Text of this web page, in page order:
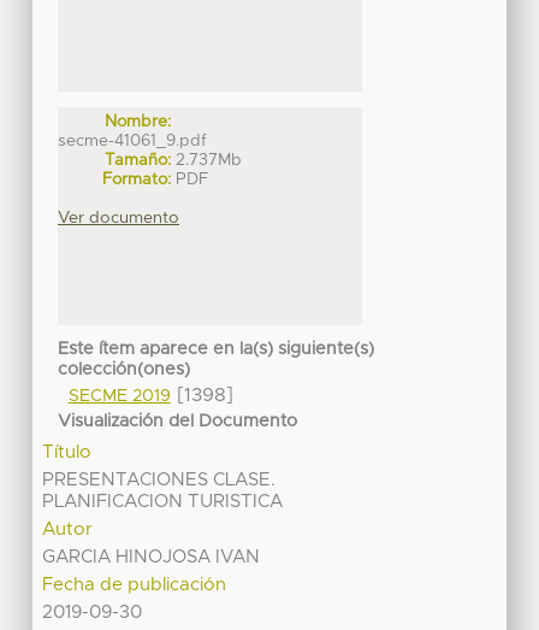
Nombre:
secme-41061_9.pdf
Tamaño: 2.737Mb
Formato: PDF
Ver documento
Este ítem aparece en la(s) siguiente(s)
colección(ones)
SECME 2019
[1398]
Visualización del Documento
Título
PRESENTACIONES CLASE.
PLANIFICACION TURISTICA
Autor
GARCIA HINOJOSA IVAN
Fecha de publicación
2019-09-30